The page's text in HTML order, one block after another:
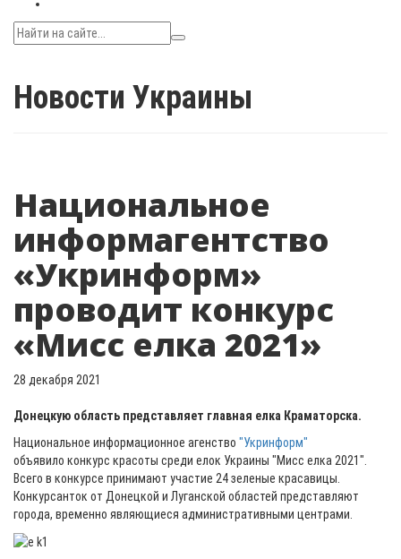
Новости Украины
Национальное
информагентство
«Укринформ»
проводит конкурс
«Мисс елка 2021»
28 декабря 2021
Донецкую область представляет главная елка Краматорска.
Национальное информационное агенство "Укринформ"
объявило конкурс красоты среди елок Украины "Мисс елка 2021".
Всего в конкурсе принимают участие 24 зеленые красавицы.
Конкурсанток от Донецкой и Луганской областей представляют
города, временно являющиеся административными центрами.